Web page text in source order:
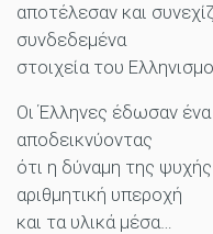
αποτέλεσαν και
συνδεδεμένα
στοιχεία του
Οι Έλληνες έδωσαν
αποδεικνύοντας
ότι η δύναμη της
αριθμητική υπεροχή
και τα υλικά μέσα…